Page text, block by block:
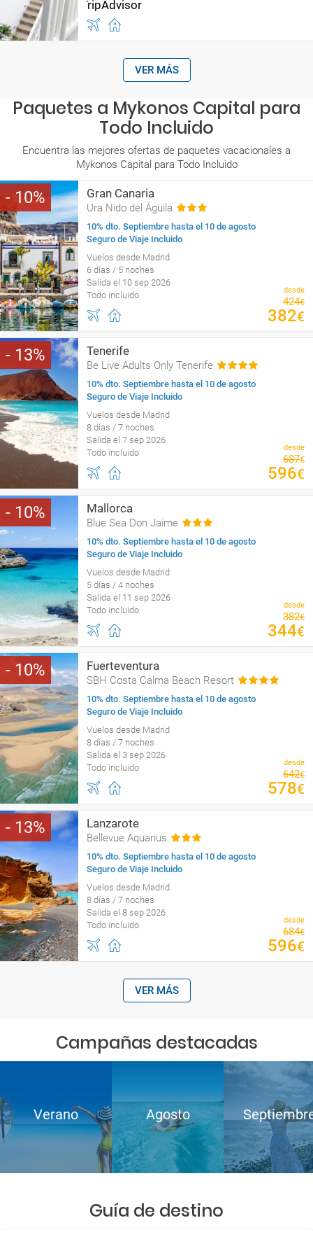
VER MÁS
Paquetes a Mykonos Capital para
Todo Incluido
Encuentra las mejores ofertas de paquetes vacacionales a
Mykonos Capital para Todo Incluido
10 Gran Canaria
Ura Nido del Águila
10% dto. Septiembre hasta el 10 de agosto
Seguro de Viaje Incluido
Vuelos desde Madrid
6 días / 5 noches
Salida el 10 sep 2026
Todo incluido
desde
424€
382€
13 Tenerife
Be Live Adults Only Tenerife
10% dto. Septiembre hasta el 10 de agosto
Seguro de Viaje Incluido
Vuelos desde Madrid
8 días / 7 noches
Salida el 7 sep 2026
Todo incluido
desde
687€
596€
10 Mallorca
Blue Sea Don Jaime
10% dto. Septiembre hasta el 10 de agosto
Seguro de Viaje Incluido
Vuelos desde Madrid
5 días / 4 noches
Salida el 11 sep 2026
Todo incluido
desde
382€
344€
10 Fuerteventura
SBH Costa Calma Beach Resort
10% dto. Septiembre hasta el 10 de agosto
Seguro de Viaje Incluido
Vuelos desde Madrid
8 días / 7 noches
Salida el 3 sep 2026
Todo incluido
desde
642€
578€
13 Lanzarote
Bellevue Aquarius
10% dto. Septiembre hasta el 10 de agosto
Seguro de Viaje Incluido
Vuelos desde Madrid
8 días / 7 noches
Salida el 8 sep 2026
Todo incluido
desde
684€
596€
VER MÁS
Campañas destacadas
Verano Agosto
Guía de destino